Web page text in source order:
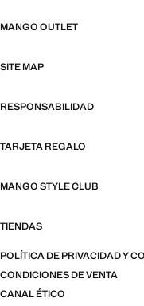
MANGO OUTLET
SITE MAP
RESPONSABILIDAD
TARJETA REGALO
MANGO STYLE CLUB
TIENDAS
POLÍTICA DE PRIVACIDAD Y
CONDICIONES DE VENTA
CANAL ÉTICO